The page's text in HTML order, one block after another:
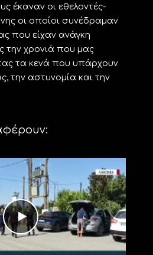
έκαναν οι εθελοντές-
οι οποίοι συνέδραμαν
που είχαν ανάγκη
την χρονιά που μας
τα κενά που υπάρχουν
την αστυνομία και την